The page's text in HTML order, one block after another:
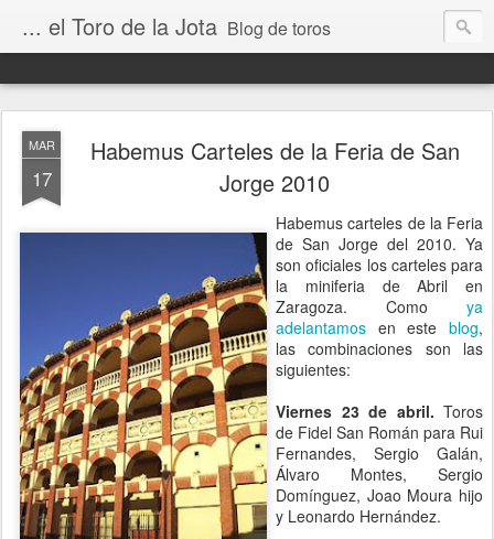
... el Toro de la Jota Blog de toros
MAR
17
Habemus Carteles de la Feria de San
Jorge 2010
Habemus carteles de la Feria
de San Jorge del 2010. Ya
son oficiales los carteles para
la miniferia de Abril en
Zaragoza. Como ya
adelantamos en este blog,
las combinaciones son las
siguientes:
Viernes 23 de abril. Toros
de Fidel San Román para Rui
Fernandes, Sergio Galán,
Álvaro Montes, Sergio
Domínguez, Joao Moura hijo
y Leonardo Hernández.